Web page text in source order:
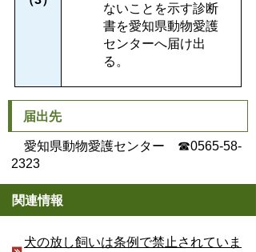
ないことを示す診断
書を愛知県動物愛護
センターへ届け出
る。
届出先
愛知県動物愛護センター ☎0565-58-
2323
関連情報
犬の放し飼いは条例で禁止されていま